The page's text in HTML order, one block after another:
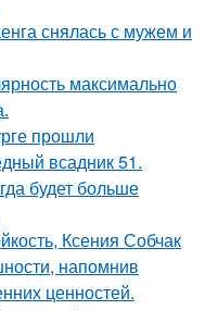
снялась с мужем и
максимально
прошли
всадник 51.
будет больше
Ксения Собчак
напомнив
ценностей.